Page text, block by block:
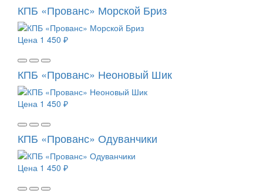
КПБ «Прованс» Морской Бриз
Цена 1 450 ₽
КПБ «Прованс» Неоновый Шик
Цена 1 450 ₽
КПБ «Прованс» Одуванчики
Цена 1 450 ₽